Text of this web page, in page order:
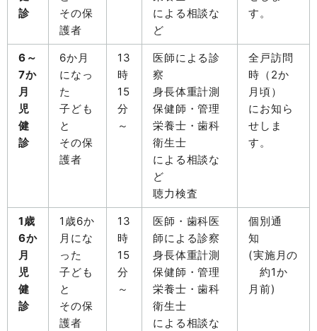
診
その保
護者
による相談な
ど
す。
6～
7か
月
児
健
診
6か月
になっ
た
子ども
と
その保
護者
13
時
15
分
～
医師による診
察
身長体重計測
保健師・管理
栄養士・歯科
衛生士
による相談な
ど
聴力検査
全戸訪問
時（2か
月頃）
にお知ら
せしま
す。
1歳
6か
月
児
健
診
1歳6か
月にな
った
子ども
と
その保
護者
13
時
15
分
～
医師・歯科医
師による診察
身長体重計測
保健師・管理
栄養士・歯科
衛生士
による相談な
個別通
知
(実施月の
約1か
月前)